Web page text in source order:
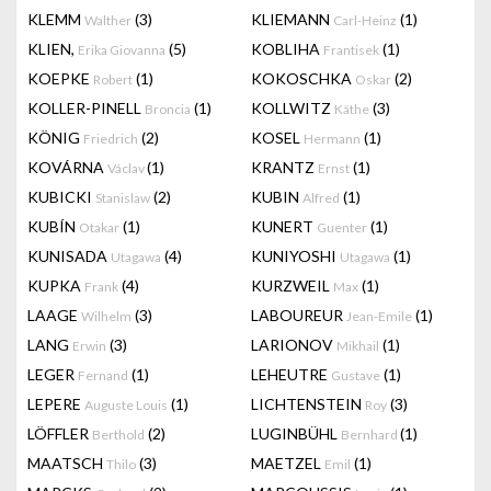
KLEMM Walther (3) KLIEMANN Carl-Heinz (1)
KLIEN, Erika Giovanna (5) KOBLIHA Frantisek (1)
KOEPKE Robert (1) KOKOSCHKA Oskar (2)
KOLLER-PINELL Broncia (1) KOLLWITZ Käthe (3)
KÖNIG Friedrich (2) KOSEL Hermann (1)
KOVÁRNA Václav(1) KRANTZ Ernst (1)
KUBICKI Stanislaw (2) KUBIN Alfred (1)
KUBÍN Otakar (1) KUNERT Guenter (1)
KUNISADA Utagawa (4) KUNIYOSHI Utagawa (1)
KUPKA Frank (4) KURZWEIL Max (1)
LAAGE Wilhelm (3) LABOUREUR Jean-Emile (1)
LANG Erwin (3) LARIONOV Mikhail (1)
LEGER Fernand (1) LEHEUTRE Gustave (1)
LEPERE Auguste Louis (1) LICHTENSTEIN Roy (3)
LÖFFLER Berthold (2) LUGINBÜHL Bernhard (1)
MAATSCH Thilo (3) MAETZEL Emil (1)